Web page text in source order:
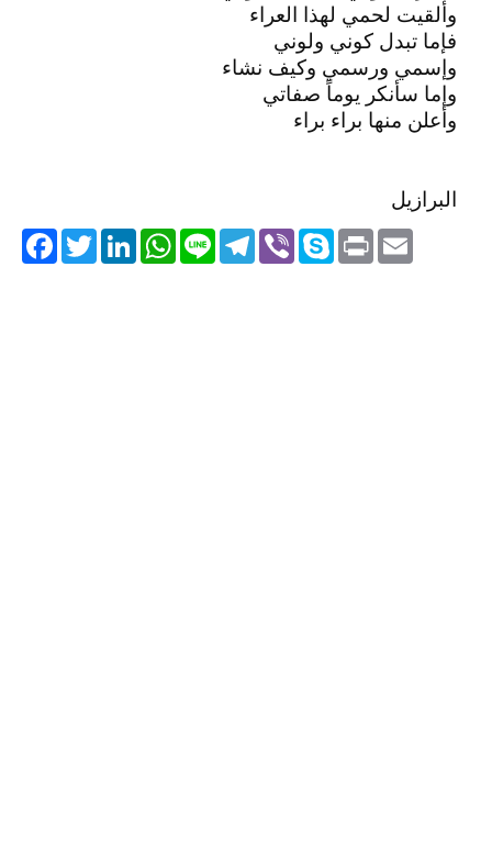
وألقيت لحمي لهذا العراء
فإما تبدل كوني ولوني
وإسمي ورسمي وكيف نشاء
وإما سأنكر يوماً صفاتي
وأعلن منها براء براء
البرازيل
TwitterLinkedIn
WhatsApp Line
Telegram ViberSkype PrintEmail